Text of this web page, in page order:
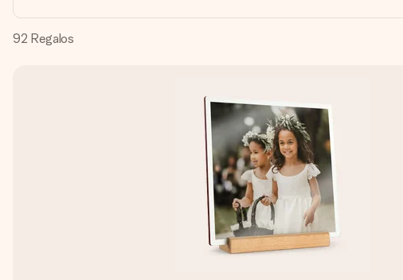
92 Regalos